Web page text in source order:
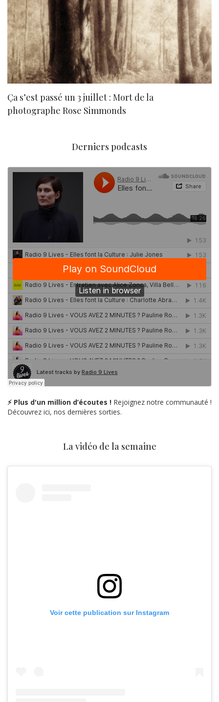
Ça s’est passé un 3 juillet : Mort de la
photographe Rose Simmonds
Derniers podcasts
⚡ Plus d'un million d’écoutes ! Rejoignez notre communauté !
Découvrez ici, nos dernières sorties.
La vidéo de la semaine
Voir cette publication sur Instagram